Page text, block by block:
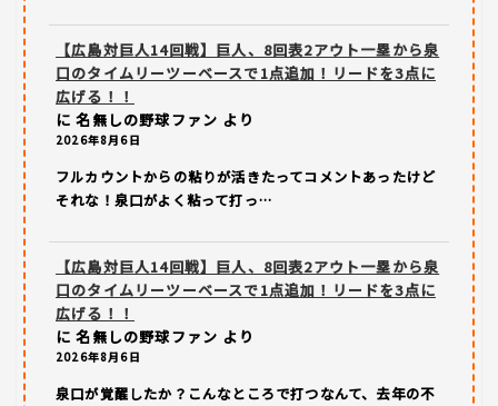
【広島対巨人14回戦】巨人、8回表2アウト一塁から泉
口のタイムリーツーベースで1点追加！リードを3点に
広げる！！
に名無しの野球ファン より
2026年8月6日
フルカウントからの粘りが活きたってコメントあったけど
それな！泉口がよく粘って打っ…
【広島対巨人14回戦】巨人、8回表2アウト一塁から泉
口のタイムリーツーベースで1点追加！リードを3点に
広げる！！
に名無しの野球ファン より
2026年8月6日
泉口が覚醒したか？こんなところで打つなんて、去年の不